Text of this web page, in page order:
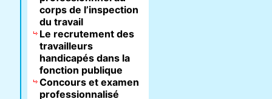
corps de l’inspection
du travail
Le recrutement des
travailleurs
handicapés dans la
fonction publique
Concours et examen
professionnalisé